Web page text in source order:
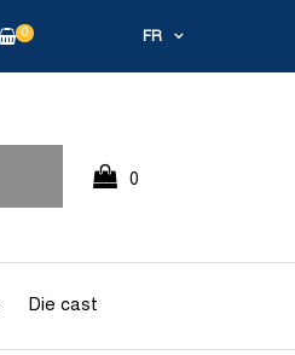
FR
0
0
Die cast